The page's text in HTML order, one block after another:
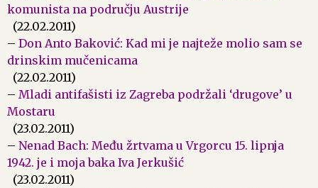
komunista na području Austrije
(22.02.2011)
– Don Anto Baković: Kad mi je najteže molio sam se
drinskim mučenicama
(22.02.2011)
– Mladi antifašisti iz Zagreba podržali ‘drugove’ u
Mostaru
(23.02.2011)
– Nenad Bach: Među žrtvama u Vrgorcu 15. lipnja
1942. je i moja baka Iva Jerkušić
(23.02.2011)